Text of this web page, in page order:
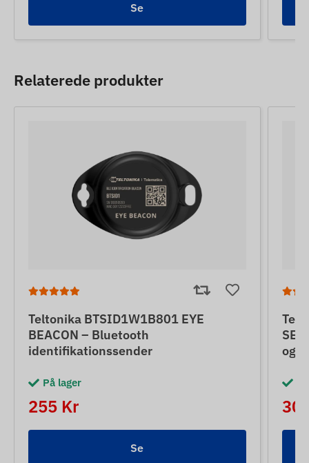
Se
Relaterede produkter
Teltonika BTSID1W1B801 EYE
BEACON – Bluetooth
identifikationssender
På lager
255 Kr
Se
og